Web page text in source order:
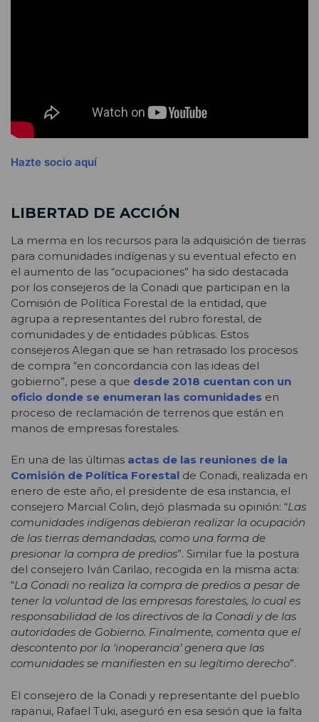
Hazte socio aquí
LIBERTAD DE ACCIÓN
La merma en los recursos para la adquisición de tierras
para comunidades indígenas y su eventual efecto en
el aumento de las “ocupaciones” ha sido destacada
por los consejeros de la Conadi que participan en la
Comisión de Política Forestal de la entidad, que
agrupa a representantes del rubro forestal, de
comunidades y de entidades públicas. Estos
consejeros Alegan que se han retrasado los procesos
de compra “en concordancia con las ideas del
gobierno”, pese a que desde 2018 cuentan con un
oficio donde se enumeran las comunidades en
proceso de reclamación de terrenos que están en
manos de empresas forestales.
En una de las últimas actas de las reuniones de la
Comisión de Política Forestal de Conadi, realizada en
enero de este año, el presidente de esa instancia, el
consejero Marcial Colin, dejó plasmada su opinión: “Las
comunidades indígenas debieran realizar la ocupación
de las tierras demandadas, como una forma de
presionar la compra de predios”. Similar fue la postura
del consejero Iván Carilao, recogida en la misma acta:
“La Conadi no realiza la compra de predios a pesar de
tener la voluntad de las empresas forestales, lo cual es
responsabilidad de los directivos de la Conadi y de las
autoridades de Gobierno. Finalmente, comenta que el
descontento por la ‘inoperancia’ genera que las
comunidades se manifiesten en su legítimo derecho”.
El consejero de la Conadi y representante del pueblo
rapanui, Rafael Tuki, aseguró en esa sesión que la falta